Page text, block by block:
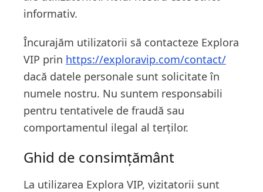
informativ.
Încurajăm utilizatorii să contacteze Explora
VIP prin https://exploravip.com/contact/
dacă datele personale sunt solicitate în
numele nostru. Nu suntem responsabili
pentru tentativele de fraudă sau
comportamentul ilegal al terților.
Ghid de consimțământ
La utilizarea Explora VIP, vizitatorii sunt